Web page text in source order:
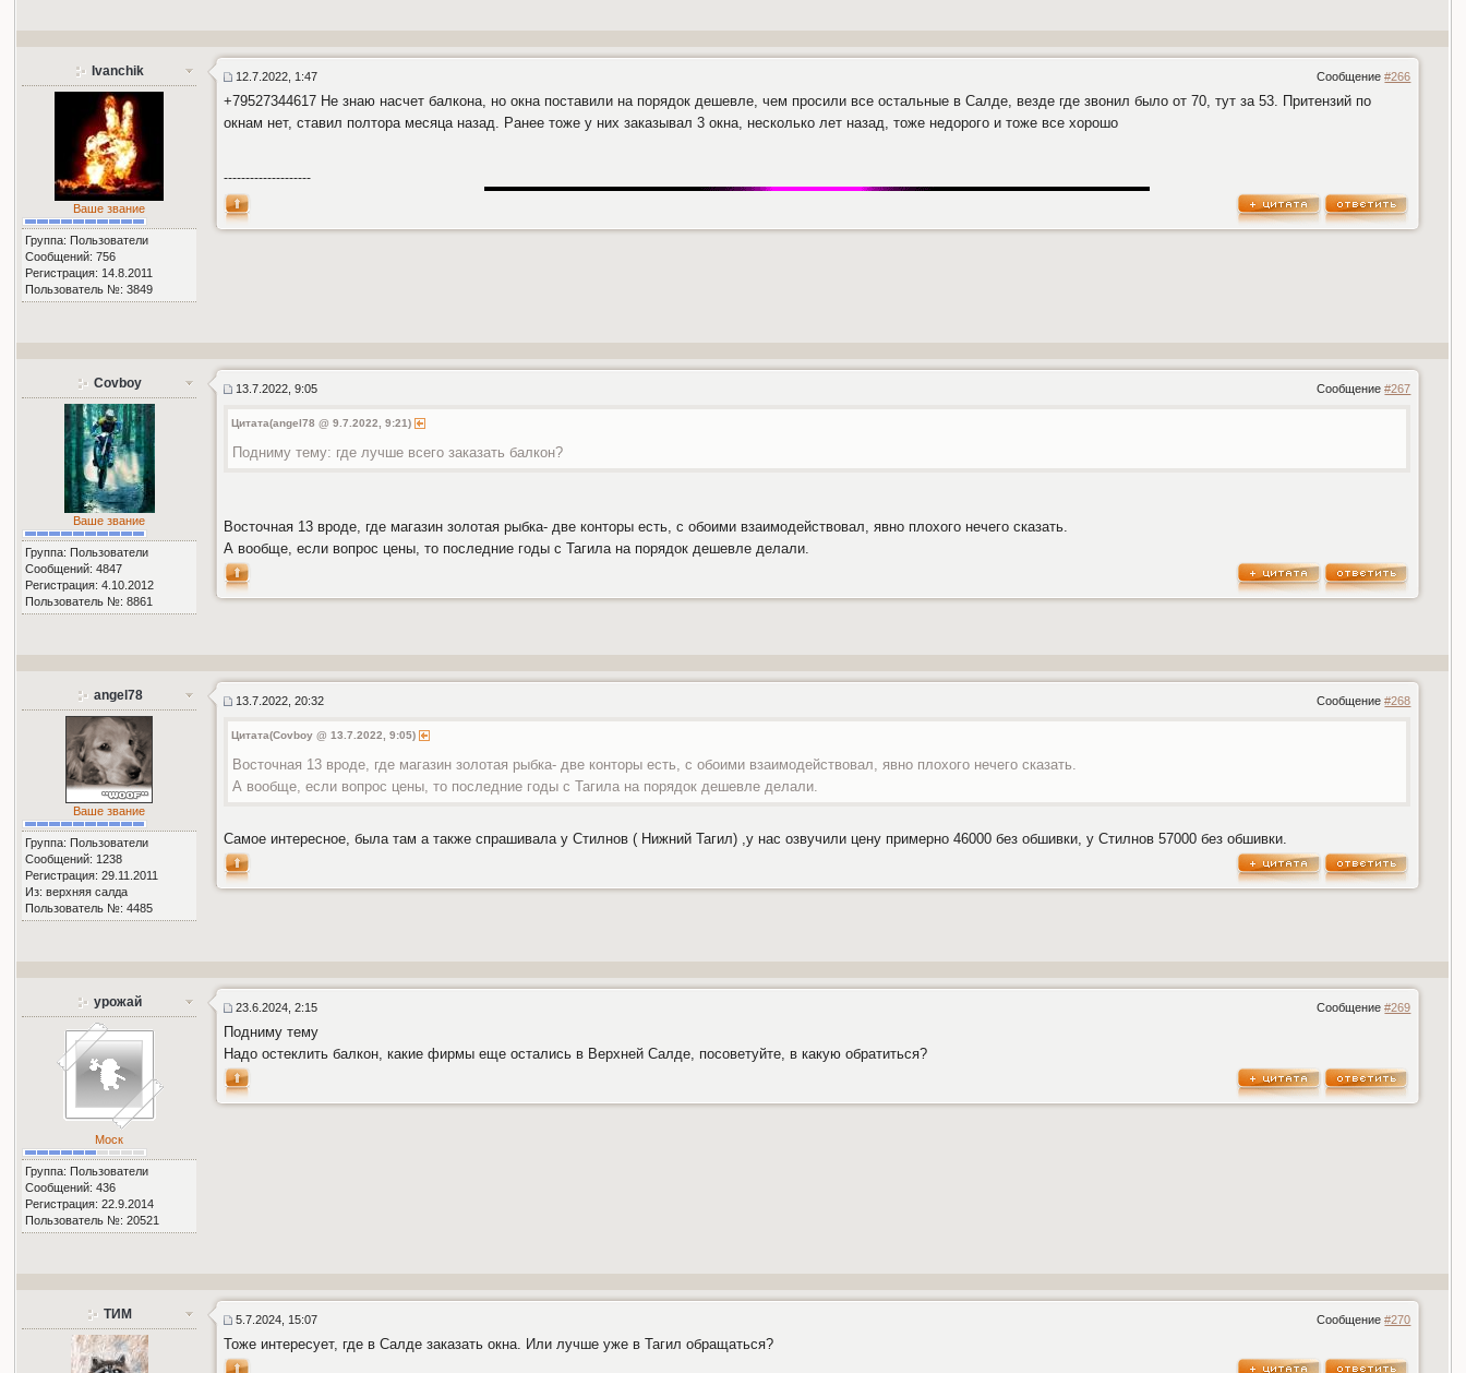
Ivanchik
Ваше звание
Группа: Пользователи
Сообщений: 756
Регистрация: 14.8.2011
Пользователь №: 3849
Сообщение#266
12.7.2022, 1:47
+79527344617 Не знаю насчет балкона, но окна поставили на порядок дешевле, чем просили все остальные в Салде, везде где звонил было от 70, тут за 53. Притензий по
окнам нет, ставил полтора месяца назад. Ранее тоже у них заказывал 3 окна, несколько лет назад, тоже недорого и тоже все хорошо
--------------------
Covboy
Ваше звание
Группа: Пользователи
Сообщений: 4847
Регистрация: 4.10.2012
Пользователь №: 8861
Сообщение#267
13.7.2022, 9:05
Цитата(angel78 @ 9.7.2022, 9:21)
Подниму тему: где лучше всего заказать балкон?
Восточная 13 вроде, где магазин золотая рыбка- две конторы есть, с обоими взаимодействовал, явно плохого нечего сказать.
А вообще, если вопрос цены, то последние годы с Тагила на порядок дешевле делали.
angel78
Ваше звание
Группа: Пользователи
Сообщений: 1238
Регистрация: 29.11.2011
Из: верхняя салда
Пользователь №: 4485
Сообщение#268
13.7.2022, 20:32
Цитата(Covboy @ 13.7.2022, 9:05)
Восточная 13 вроде, где магазин золотая рыбка- две конторы есть, с обоими взаимодействовал, явно плохого нечего сказать.
А вообще, если вопрос цены, то последние годы с Тагила на порядок дешевле делали.
Самое интересное, была там а также спрашивала у Стилнов ( Нижний Тагил) ,у нас озвучили цену примерно 46000 без обшивки, у Стилнов 57000 без обшивки.
урожай
Моск
Группа: Пользователи
Сообщений: 436
Регистрация: 22.9.2014
Пользователь №: 20521
Сообщение#269
23.6.2024, 2:15
Подниму тему
Надо остеклить балкон, какие фирмы еще остались в Верхней Салде, посоветуйте, в какую обратиться?
ТИМ Сообщение#270
5.7.2024, 15:07
Тоже интересует, где в Салде заказать окна. Или лучше уже в Тагил обращаться?